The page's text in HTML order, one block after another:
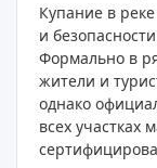
Купание в
и
Формально в
жители и
однако
всех участках